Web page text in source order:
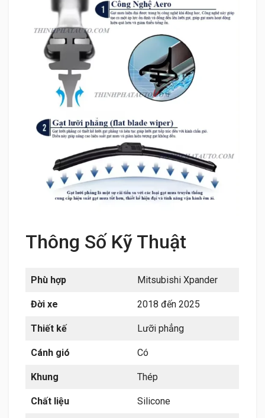
Thông Số Kỹ Thuật
Phù hợp Mitsubishi Xpander
Đời xe 2018 đến 2025
Thiết kế Lưỡi phẳng
Cánh gió Có
Khung Thép
Chất liệu Silicone